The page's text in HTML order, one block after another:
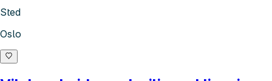
Sted
Oslo